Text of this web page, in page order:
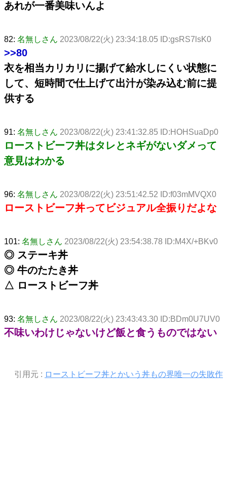
あれが一番美味いんよ
82: 名無しさん 2023/08/22(火) 23:34:18.05 ID:gsRS7lsK0
>>80
衣を相当カリカリに揚げて給水しにくい状態に
して、短時間で仕上げて出汁が染み込む前に提
供する
91: 名無しさん 2023/08/22(火) 23:41:32.85 ID:HOHSuaDp0
ローストビーフ丼はタレとネギがないダメって
意見はわかる
96: 名無しさん 2023/08/22(火) 23:51:42.52 ID:f03mMVQX0
ローストビーフ丼ってビジュアル全振りだよな
101: 名無しさん 2023/08/22(火) 23:54:38.78 ID:M4X/+BKv0
◎ ステーキ丼
◎ 牛のたたき丼
△ ローストビーフ丼
93: 名無しさん 2023/08/22(火) 23:43:43.30 ID:BDm0U7UV0
不味いわけじゃないけど飯と食うものではない
引用元 : ローストビーフ丼とかいう丼もの界唯一の失敗作